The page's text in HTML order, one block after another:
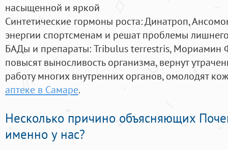
насыщенной и яркой
Синтетические гормоны роста: Динатроп,
энергии спортсменам и решат проблемы
БАДы и препараты:Tribulus terrestris, Мориамин
повысят выносливость организма, вернут
работу многих внутренних органов, омолодят
аптеке в Самаре.
Несколько причино объясняющих
именно у нас?